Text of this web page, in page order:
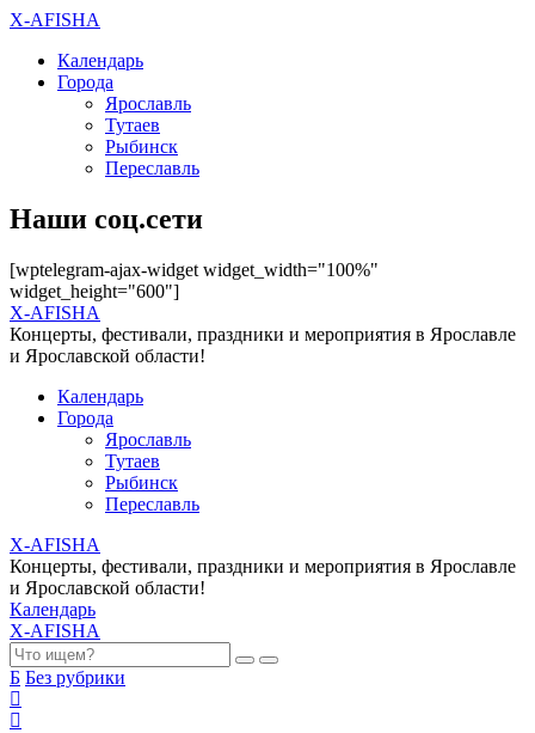
X-AFISHA
Календарь
Города
Ярославль
Тутаев
Рыбинск
Переславль
Наши соц.сети
[wptelegram-ajax-widget widget_width="100%"
widget_height="600"]
X-AFISHA
Концерты, фестивали, праздники и мероприятия в Ярославле
и Ярославской области!
Календарь
Города
Ярославль
Тутаев
Рыбинск
Переславль
X-AFISHA
Концерты, фестивали, праздники и мероприятия в Ярославле
и Ярославской области!
Календарь
X-AFISHA
Б Без рубрики